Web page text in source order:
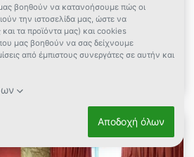
επικοινωνία για έλεγχο
6976448471 / 22240 41204
Δες την προσφορά